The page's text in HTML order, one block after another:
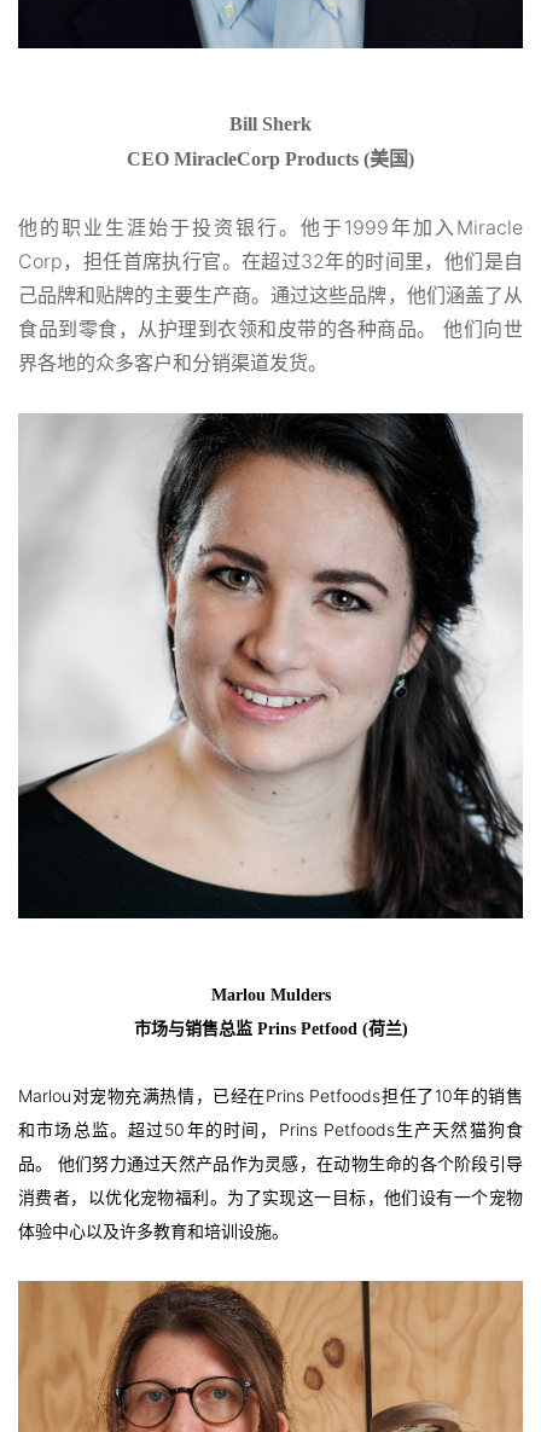
Bill Sherk
CEO MiracleCorp Products (美国)
他的职业生涯始于投资银行。他于1999年加入Miracle
Corp，担任首席执行官。在超过32年的时间里，他们是自
己品牌和贴牌的主要生产商。通过这些品牌，他们涵盖了从
食品到零食，从护理到衣领和皮带的各种商品。 他们向世
界各地的众多客户和分销渠道发货。
Marlou Mulders
市场与销售总监 Prins Petfood (荷兰)
Marlou对宠物充满热情，已经在Prins Petfoods担任了10年的销售
和市场总监。超过50年的时间，Prins Petfoods生产天然猫狗食
品。 他们努力通过天然产品作为灵感，在动物生命的各个阶段引导
消费者，以优化宠物福利。为了实现这一目标，他们设有一个宠物
体验中心以及许多教育和培训设施。